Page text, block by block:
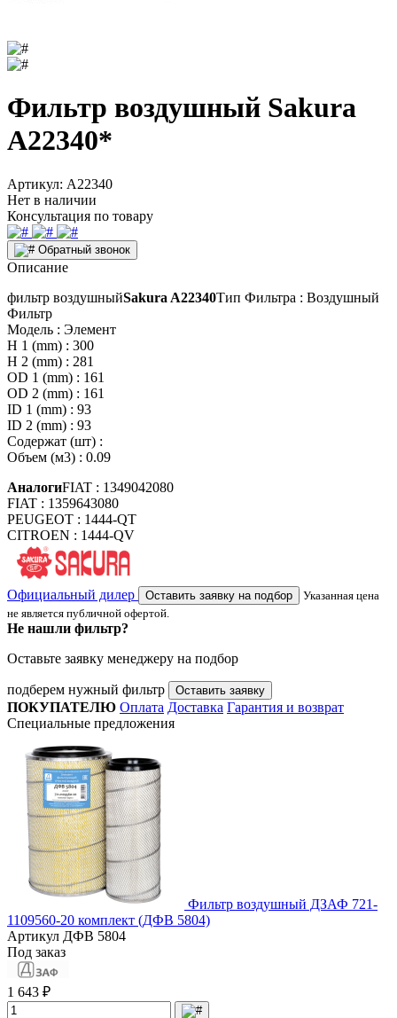
Фильтр воздушный Sakura
A22340*
Артикул: A22340
Нет в наличии
Консультация по товару
Обратный звонок
Описание
фильтр воздушныйSakura A22340Тип Фильтра : Воздушный
Фильтр
Модель : Элемент
H 1 (mm) : 300
H 2 (mm) : 281
OD 1 (mm) : 161
OD 2 (mm) : 161
ID 1 (mm) : 93
ID 2 (mm) : 93
Содержат (шт) :
Объем (м3) : 0.09
АналогиFIAT : 1349042080
FIAT : 1359643080
PEUGEOT : 1444-QT
CITROEN : 1444-QV
Официальный дилер Оставить заявку на подбор
Указанная цена
не является публичной офертой.
Не нашли фильтр?
Оставьте заявку менеджеру на подбор
подберем нужный фильтр Оставить заявку
ПОКУПАТЕЛЮ Оплата Доставка Гарантия и возврат
Специальные предложения
Фильтр воздушный ДЗАФ 721-
1109560-20 комплект (ДФВ 5804)
Артикул ДФВ 5804
Под заказ
1 643 ₽